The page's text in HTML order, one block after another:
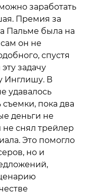
заработать
Премия за
Пальме была на
он не
спустя
задачу
Инглишу. В
удавалось
пока два
деньги не
снял трейлер
Это помогло
но и